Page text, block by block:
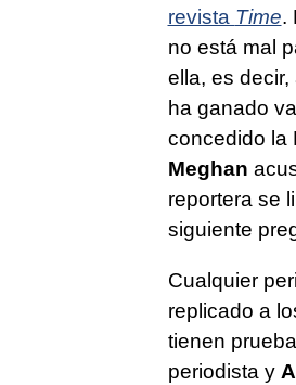
revista Time.
no está mal
ella, es decir,
ha ganado
concedido la
Meghan
reportera se
siguiente
Cualquier
replicado a
tienen
periodista y